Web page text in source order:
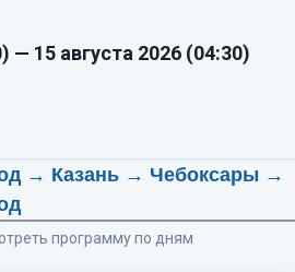
— 15 августа 2026 (04:30)
→ Казань → Чебоксары →
программу по дням